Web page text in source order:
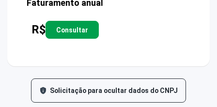
Faturamento anual
R$ Consultar
Solicitação para ocultar dados do CNPJ